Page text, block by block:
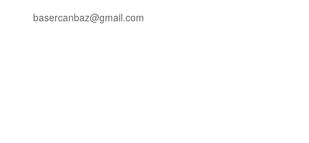
basercanbaz@gmail.com